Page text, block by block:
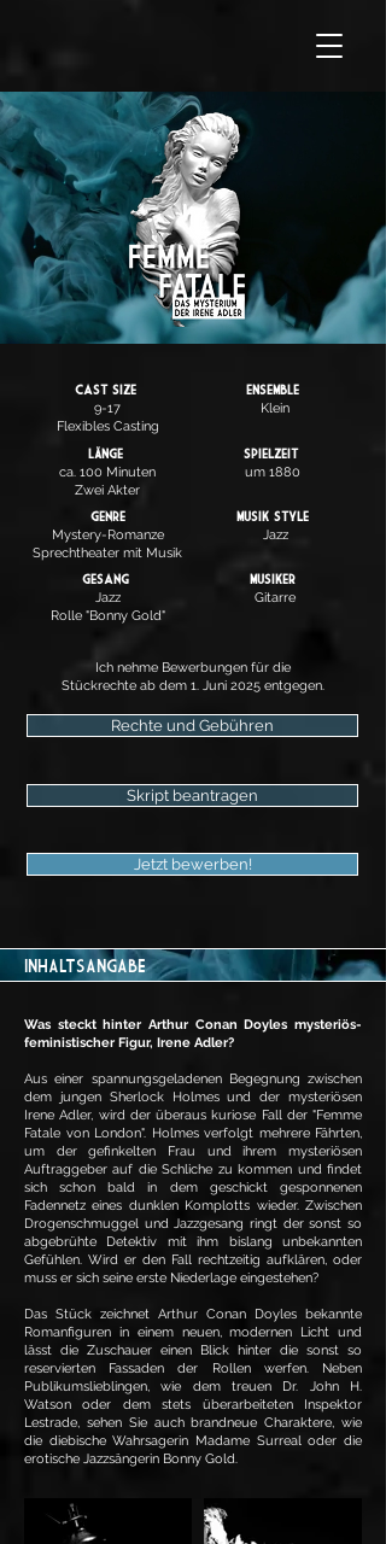
Cast SIZE
9-17
Flexibles Casting
ENSEMBLE
Klein
LÄNGE
ca. 100 Minuten
Zwei Akter
Spielzeit
um 1880
Genre
Mystery-Romanze
Sprechtheater mit Musik
Musik Style
Jazz
Gesang
Jazz
Rolle "Bonny Gold"
Musiker
Gitarre
Ich nehme Bewerbungen für die
Stückrechte ab dem 1. Juni 2025 entgegen.
Rechte und Gebühren
Skript beantragen
Jetzt bewerben!
INHALTSANGABE
Was steckt hinter Arthur Conan Doyles mysteriös-
feministischer Figur, Irene Adler?
Aus einer spannungsgeladenen Begegnung zwischen
dem jungen Sherlock Holmes und der mysteriösen
Irene Adler, wird der überaus kuriose Fall der "Femme
Fatale von London". Holmes verfolgt mehrere Fährten,
um der gefinkelten Frau und ihrem mysteriösen
Auftraggeber auf die Schliche zu kommen und findet
sich schon bald in dem geschickt gesponnenen
Fadennetz eines dunklen Komplotts wieder. Zwischen
Drogenschmuggel und Jazzgesang ringt der sonst so
abgebrühte Detektiv mit ihm bislang unbekannten
Gefühlen. Wird er den Fall rechtzeitig aufklären, oder
muss er sich seine erste Niederlage eingestehen?
Das Stück zeichnet Arthur Conan Doyles bekannte
Romanfiguren in einem neuen, modernen Licht und
lässt die Zuschauer einen Blick hinter die sonst so
reservierten Fassaden der Rollen werfen. Neben
Publikumslieblingen, wie dem treuen Dr. John H.
Watson oder dem stets überarbeiteten Inspektor
Lestrade, sehen Sie auch brandneue Charaktere, wie
die diebische Wahrsagerin Madame Surreal oder die
erotische Jazzsängerin Bonny Gold.